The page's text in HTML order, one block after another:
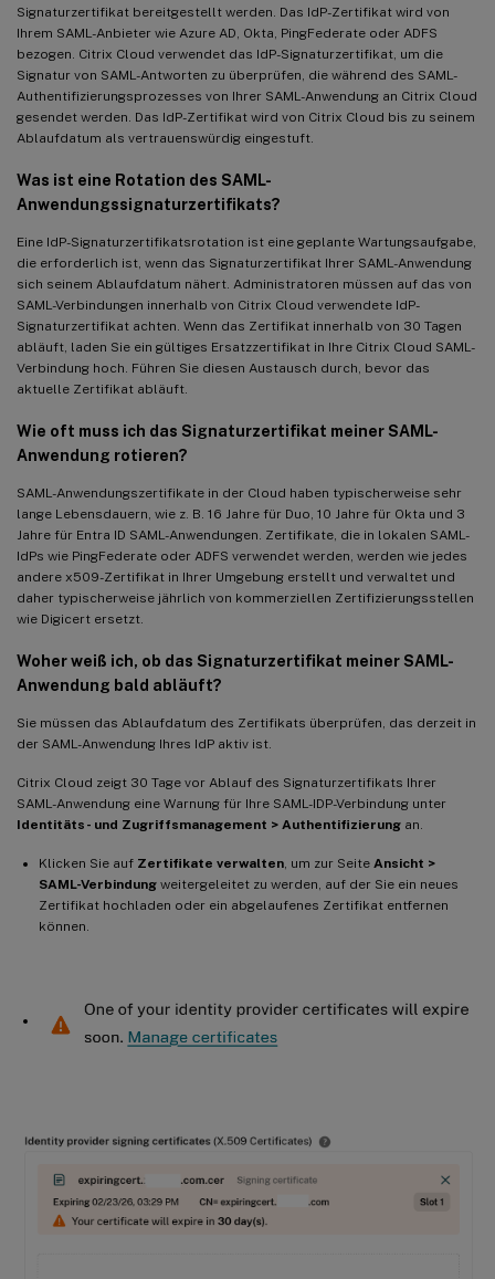
Signaturzertifikat bereitgestellt werden. Das IdP-Zertifikat wird von
Ihrem SAML-Anbieter wie Azure AD, Okta, PingFederate oder ADFS
bezogen. Citrix Cloud verwendet das IdP-Signaturzertifikat, um die
Signatur von SAML-Antworten zu überprüfen, die während des SAML-
Authentifizierungsprozesses von Ihrer SAML-Anwendung an Citrix Cloud
gesendet werden. Das IdP-Zertifikat wird von Citrix Cloud bis zu seinem
Ablaufdatum als vertrauenswürdig eingestuft.
Was ist eine Rotation des SAML-
Anwendungssignaturzertifikats?
Eine IdP-Signaturzertifikatsrotation ist eine geplante Wartungsaufgabe,
die erforderlich ist, wenn das Signaturzertifikat Ihrer SAML-Anwendung
sich seinem Ablaufdatum nähert. Administratoren müssen auf das von
SAML-Verbindungen innerhalb von Citrix Cloud verwendete IdP-
Signaturzertifikat achten. Wenn das Zertifikat innerhalb von 30 Tagen
abläuft, laden Sie ein gültiges Ersatzzertifikat in Ihre Citrix Cloud SAML-
Verbindung hoch. Führen Sie diesen Austausch durch, bevor das
aktuelle Zertifikat abläuft.
Wie oft muss ich das Signaturzertifikat meiner SAML-
Anwendung rotieren?
SAML-Anwendungszertifikate in der Cloud haben typischerweise sehr
lange Lebensdauern, wie z. B. 16 Jahre für Duo, 10 Jahre für Okta und 3
Jahre für Entra ID SAML-Anwendungen. Zertifikate, die in lokalen SAML-
IdPs wie PingFederate oder ADFS verwendet werden, werden wie jedes
andere x509-Zertifikat in Ihrer Umgebung erstellt und verwaltet und
daher typischerweise jährlich von kommerziellen Zertifizierungsstellen
wie Digicert ersetzt.
Woher weiß ich, ob das Signaturzertifikat meiner SAML-
Anwendung bald abläuft?
Sie müssen das Ablaufdatum des Zertifikats überprüfen, das derzeit in
der SAML-Anwendung Ihres IdP aktiv ist.
Citrix Cloud zeigt 30 Tage vor Ablauf des Signaturzertifikats Ihrer
SAML-Anwendung eine Warnung für Ihre SAML-IDP-Verbindung unter
Identitäts- und Zugriffsmanagement > Authentifizierung an.
Klicken Sie auf Zertifikate verwalten , um zur Seite Ansicht >
SAML-Verbindung weitergeleitet zu werden, auf der Sie ein neues
Zertifikat hochladen oder ein abgelaufenes Zertifikat entfernen
können.